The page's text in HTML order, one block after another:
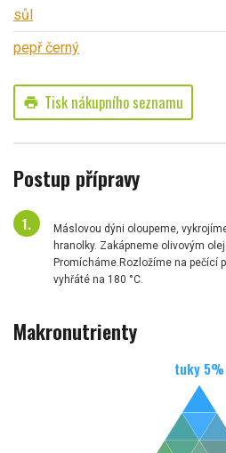
sůl
pepř černý
print Tisk nákupního seznamu
Postup přípravy
Máslovou dýni oloupeme,
hranolky. Zakápneme olivovým
Promícháme.Rozložíme na pečící
vyhřáté na 180 °C.
Makronutrienty
tuky 5%